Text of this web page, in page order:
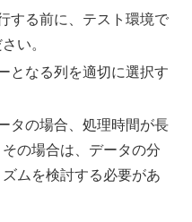
する前に、テスト環境で
い。
となる列を適切に選択す
タの場合、処理時間が長
の場合は、データの分
ムを検討する必要があ